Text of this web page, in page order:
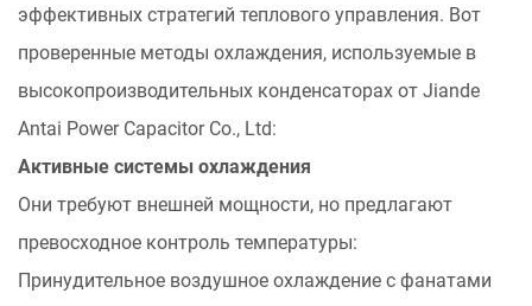
Jiande
Antai
Power
Ltd:
ваш
партнер
по
эффективных стратегий теплового управления. Вот
проверенные методы охлаждения, используемые в
высокопроизводительных конденсаторах от Jiande
Antai Power Capacitor Co., Ltd:
Активные системы охлаждения
Они требуют внешней мощности, но предлагают
превосходное контроль температуры:
Принудительное воздушное охлаждение с фанатами